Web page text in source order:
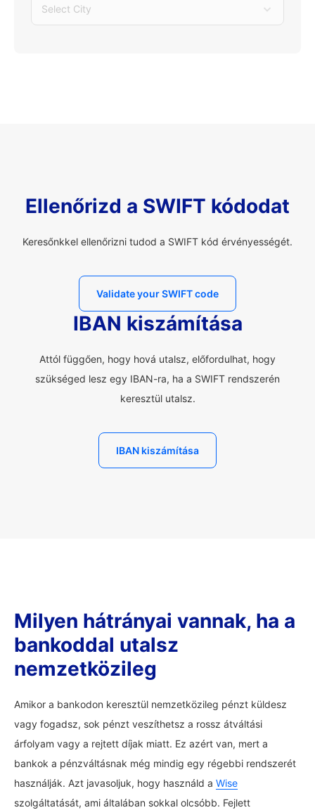
Select City
Ellenőrizd a SWIFT kódodat
Keresőnkkel ellenőrizni tudod a SWIFT kód érvényességét.
Validate your SWIFT code
IBAN kiszámítása
Attól függően, hogy hová utalsz, előfordulhat, hogy
szükséged lesz egy IBAN-ra, ha a SWIFT rendszerén
keresztül utalsz.
IBAN kiszámítása
Milyen hátrányai vannak, ha a
bankoddal utalsz
nemzetközileg
Amikor a bankodon keresztül nemzetközileg pénzt küldesz
vagy fogadsz, sok pénzt veszíthetsz a rossz átváltási
árfolyam vagy a rejtett díjak miatt. Ez azért van, mert a
bankok a pénzváltásnak még mindig egy régebbi rendszerét
használják. Azt javasoljuk, hogy használd a Wise
szolgáltatását, ami általában sokkal olcsóbb. Fejlett